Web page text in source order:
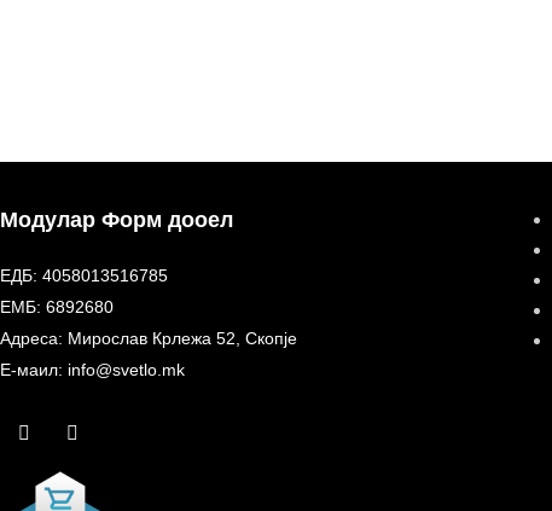
Модулар Форм дооел
ЕДБ: 4058013516785
ЕМБ: 6892680
Адреса: Мирослав Крлежа 52, Скопје
Е-маил: info@svetlo.mk